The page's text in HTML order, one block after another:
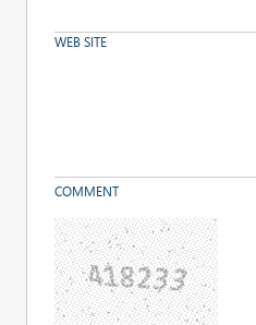
WEB SITE
COMMENT